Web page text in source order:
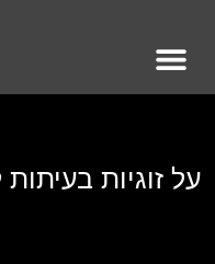
על זוגיות